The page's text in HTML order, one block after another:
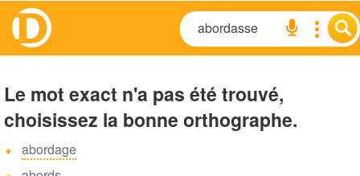
Le mot exact n'a pas été trouvé,
choisissez la bonne orthographe.
abordage